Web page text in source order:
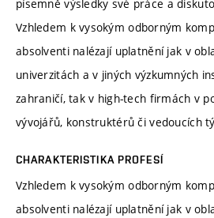
písemně výsledky své práce a
Vzhledem k vysokým odborným
absolventi nalézají uplatnění jak v
univerzitách a v jiných výzkumných
zahraničí, tak v high-tech firmách v
vývojářů, konstruktérů či vedoucích
CHARAKTERISTIKA PROFESÍ
Vzhledem k vysokým odborným
absolventi nalézají uplatnění jak v